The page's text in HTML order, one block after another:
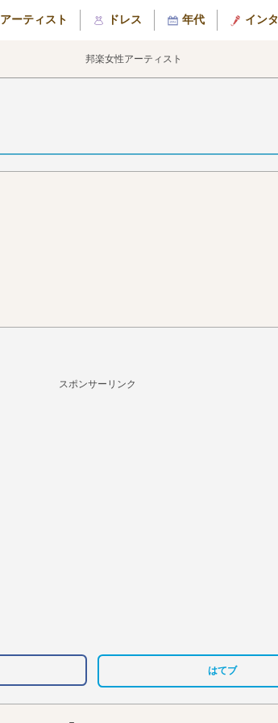
アーティスト ドレス 年代 イン
邦楽女性アーティスト
スポンサーリンク
はてブ